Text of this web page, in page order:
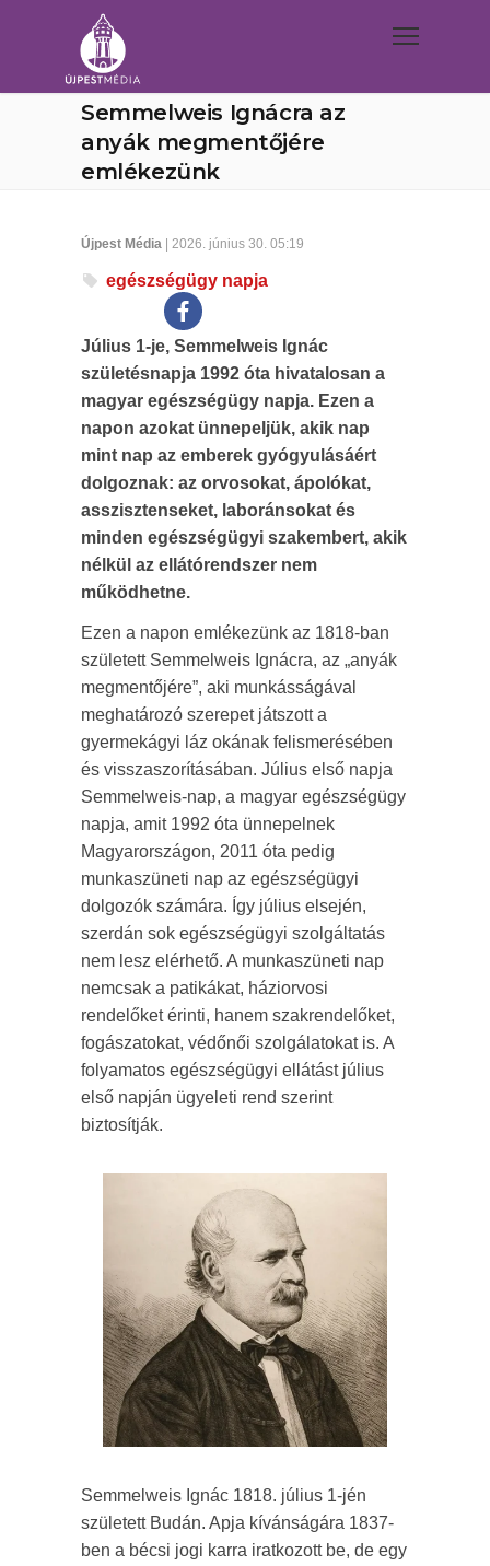
Semmelweis Ignácra az
anyák megmentőjére
emlékezünk
Újpest Média | 2026. június 30. 05:19
egészségügy napja
Július 1-je, Semmelweis Ignác
születésnapja 1992 óta hivatalosan a
magyar egészségügy napja. Ezen a
napon azokat ünnepeljük, akik nap
mint nap az emberek gyógyulásáért
dolgoznak: az orvosokat, ápolókat,
asszisztenseket, laboránsokat és
minden egészségügyi szakembert, akik
nélkül az ellátórendszer nem
működhetne.
Ezen a napon emlékezünk az 1818-ban
született Semmelweis Ignácra, az „anyák
megmentőjére”, aki munkásságával
meghatározó szerepet játszott a
gyermekágyi láz okának felismerésében
és visszaszorításában. Július első napja
Semmelweis-nap, a magyar egészségügy
napja, amit 1992 óta ünnepelnek
Magyarországon, 2011 óta pedig
munkaszüneti nap az egészségügyi
dolgozók számára. Így július elsején,
szerdán sok egészségügyi szolgáltatás
nem lesz elérhető. A munkaszüneti nap
nemcsak a patikákat, háziorvosi
rendelőket érinti, hanem szakrendelőket,
fogászatokat, védőnői szolgálatokat is. A
folyamatos egészségügyi ellátást július
első napján ügyeleti rend szerint
biztosítják.
Semmelweis Ignác 1818. július 1-jén
született Budán. Apja kívánságára 1837-
ben a bécsi jogi karra iratkozott be, de egy